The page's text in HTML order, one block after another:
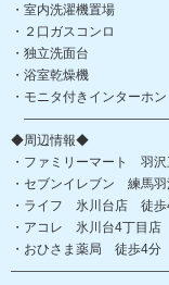
・室内洗濯機置場
・２口ガスコンロ
・独立洗面台
・浴室乾燥機
・モニタ付きインターホン
◆周辺情報◆
・ファミリーマート 羽
・セブンイレブン 練馬
・ライフ 氷川台店 徒歩
・アコレ 氷川台4丁目
・おひさま薬局 徒歩4分